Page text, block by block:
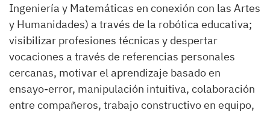
Ingeniería y Matemáticas en conexión con las Artes
y Humanidades) a través de la robótica educativa;
visibilizar profesiones técnicas y despertar
vocaciones a través de referencias personales
cercanas, motivar el aprendizaje basado en
ensayo-error, manipulación intuitiva, colaboración
entre compañeros, trabajo constructivo en equipo,